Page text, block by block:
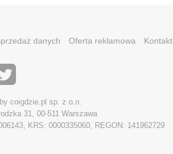
danych Oferta reklamowa Kontakt
coigdzie.pl sp. z o.o.
31, 00-511 Warszawa
KRS: 0000335060, REGON: 141962729